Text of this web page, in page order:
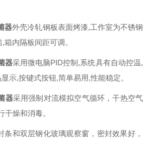
器外壳冷轧钢板表面烤漆,工作室为不锈钢
内隔板间距可调。
器采用微电脑PID控制,系统具有自动控温,
示,按键式按钮,简单易用,性能稳定。
器采用强制对流模拟空气循环，干热空气
和消毒。
双层钢化玻璃观察窗，密封效果好，